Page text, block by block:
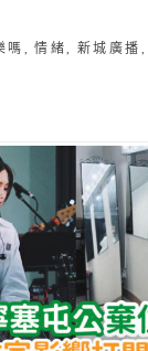
嗎 ,情緒,新城廣播 ,